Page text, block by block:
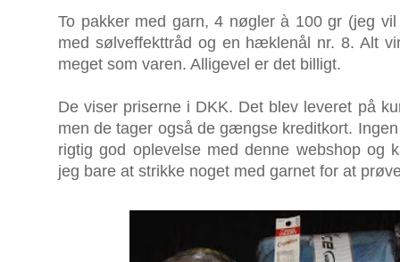
To pakker med garn, 4 nøgler à 100 gr (jeg
med sølveffekttråd og en hæklenål nr. 8. Alt
meget som varen. Alligevel er det billigt.
De viser priserne i DKK. Det blev leveret på
men de tager også de gængse kreditkort.
rigtig god oplevelse med denne webshop og
jeg bare at strikke noget med garnet for at